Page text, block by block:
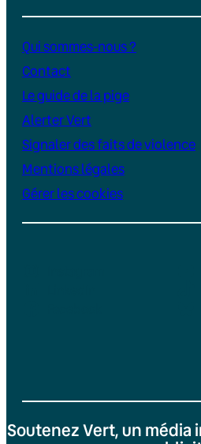
Qui sommes-nous ?
Contact
Le guide de la pige
Alerter Vert
Signaler des faits de violence
Mentions légales
Gérer les cookies
Soutenez Vert, un